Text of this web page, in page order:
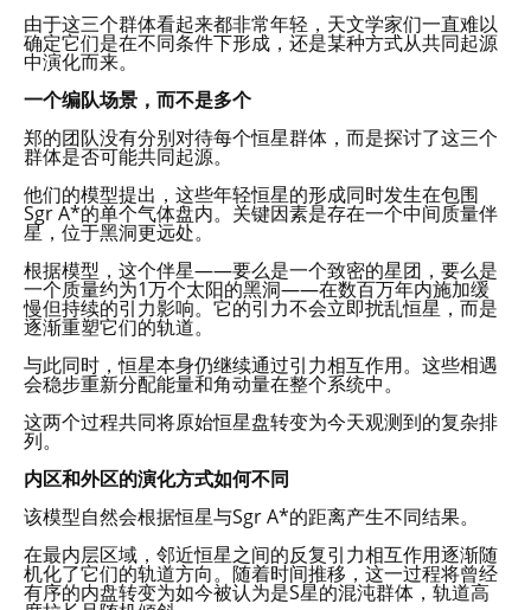
由于这三个群体看起来都非常年轻，天文学家们一直难以
确定它们是在不同条件下形成，还是某种方式从共同起源
中演化而来。
一个编队场景，而不是多个
郑的团队没有分别对待每个恒星群体，而是探讨了这三个
群体是否可能共同起源。
他们的模型提出，这些年轻恒星的形成同时发生在包围
Sgr A*的单个气体盘内。关键因素是存在一个中间质量伴
星，位于黑洞更远处。
根据模型，这个伴星——要么是一个致密的星团，要么是
一个质量约为1万个太阳的黑洞——在数百万年内施加缓
慢但持续的引力影响。它的引力不会立即扰乱恒星，而是
逐渐重塑它们的轨道。
与此同时，恒星本身仍继续通过引力相互作用。这些相遇
会稳步重新分配能量和角动量在整个系统中。
这两个过程共同将原始恒星盘转变为今天观测到的复杂排
列。
内区和外区的演化方式如何不同
该模型自然会根据恒星与Sgr A*的距离产生不同结果。
在最内层区域，邻近恒星之间的反复引力相互作用逐渐随
机化了它们的轨道方向。随着时间推移，这一过程将曾经
有序的内盘转变为如今被认为是S星的混沌群体，轨道高